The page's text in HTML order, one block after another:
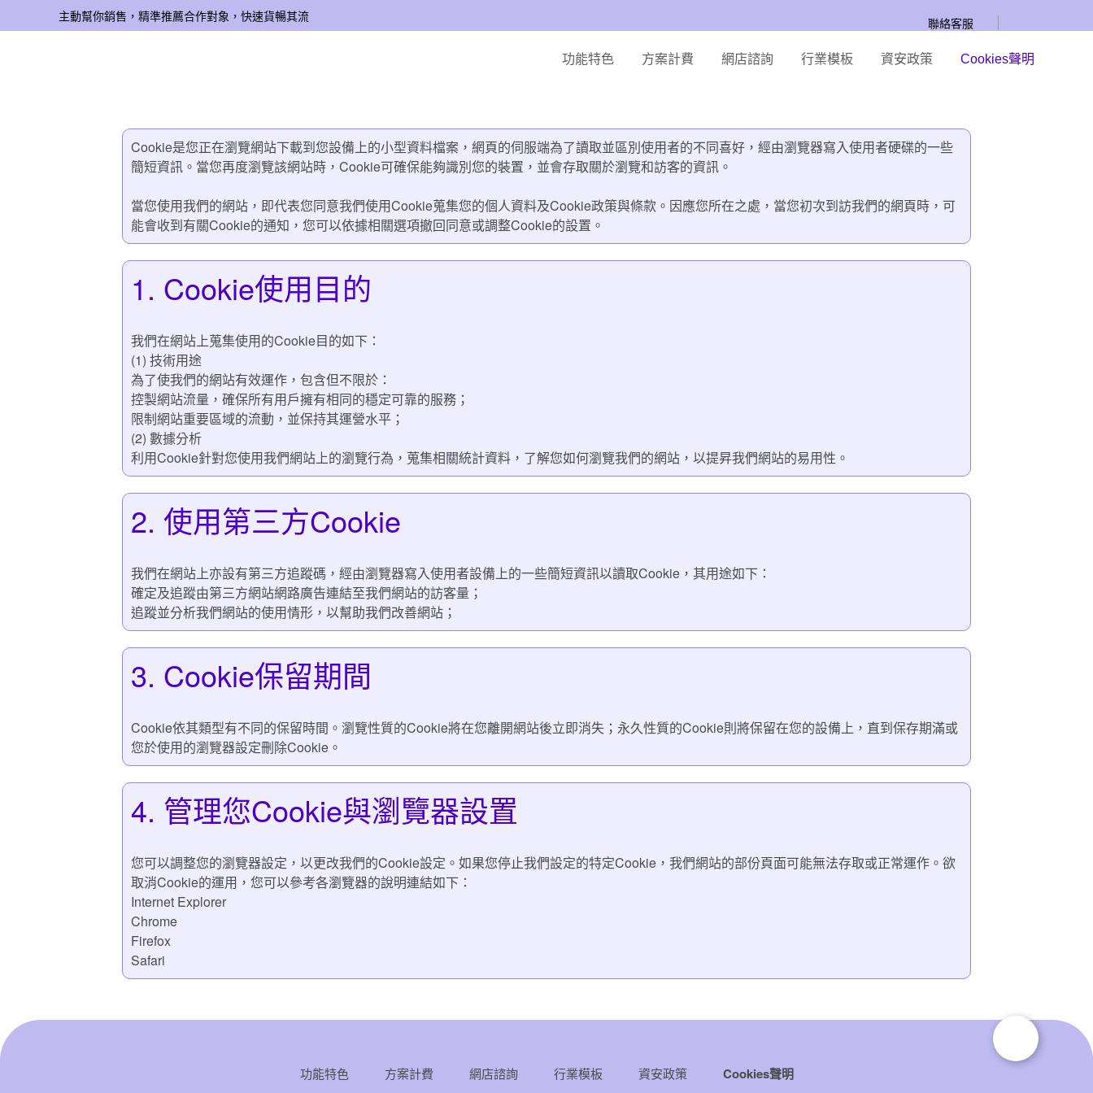
主動幫你銷售，精準推薦合作對象，快速貨暢其流 聯絡客服
功能特色 方案計費 網店諮詢 行業模板 資安政策 Cookies聲明
Cookie是您正在瀏覽網站下載到您設備上的小型資料檔案，網頁的伺服端為了讀取並區別使用者的不同喜好，經由瀏覽器寫入使用者硬碟的一些
簡短資訊。當您再度瀏覽該網站時，Cookie可確保能夠識別您的裝置，並會存取關於瀏覽和訪客的資訊。
當您使用我們的網站，即代表您同意我們使用Cookie蒐集您的個人資料及Cookie政策與條款。因應您所在之處，當您初次到訪我們的網頁時，可
能會收到有關Cookie的通知，您可以依據相關選項撤回同意或調整Cookie的設置。
1. Cookie使用目的
我們在網站上蒐集使用的Cookie目的如下：
(1) 技術用途
為了使我們的網站有效運作，包含但不限於：
控製網站流量，確保所有用戶擁有相同的穩定可靠的服務；
限制網站重要區域的流動，並保持其運營水平；
(2) 數據分析
利用Cookie針對您使用我們網站上的瀏覽行為，蒐集相關統計資料，了解您如何瀏覽我們的網站，以提昇我們網站的易用性。
2. 使用第三方Cookie
我們在網站上亦設有第三方追蹤碼，經由瀏覽器寫入使用者設備上的一些簡短資訊以讀取Cookie，其用途如下：
確定及追蹤由第三方網站網路廣告連結至我們網站的訪客量；
追蹤並分析我們網站的使用情形，以幫助我們改善網站；
3. Cookie保留期間
Cookie依其類型有不同的保留時間。瀏覽性質的Cookie將在您離開網站後立即消失；永久性質的Cookie則將保留在您的設備上，直到保存期滿或
您於使用的瀏覽器設定刪除Cookie。
4. 管理您Cookie與瀏覽器設置
您可以調整您的瀏覽器設定，以更改我們的Cookie設定。如果您停止我們設定的特定Cookie，我們網站的部份頁面可能無法存取或正常運作。欲
取消Cookie的運用，您可以參考各瀏覽器的說明連結如下：
Internet Explorer
Chrome
Firefox
Safari
功能特色 方案計費 網店諮詢 行業模板 資安政策 Cookies聲明